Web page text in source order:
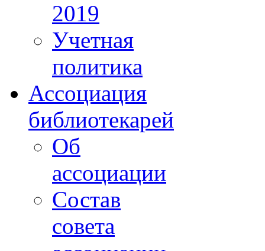
2019
Учетная
политика
Ассоциация
библиотекарей
Об
ассоциации
Состав
совета